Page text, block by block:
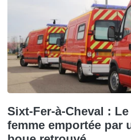
Sixt-Fer-à-Cheval :
femme emportée par